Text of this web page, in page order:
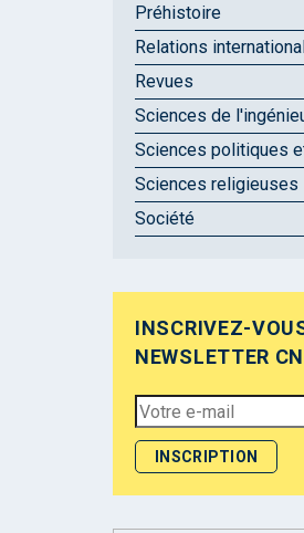
Préhistoire
Relations
Revues
Sciences de
Sciences politiques
Sciences religieuses
Société
INSCRIVEZ-
NEWSLETTER